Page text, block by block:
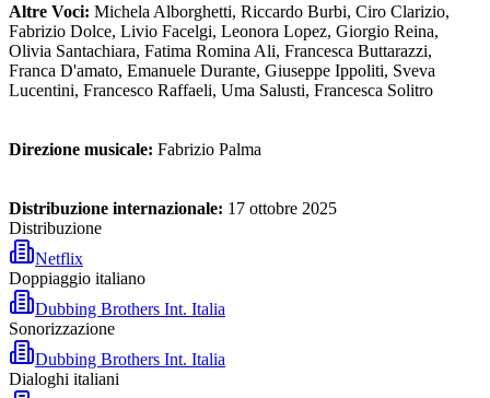
Altre Voci: Michela Alborghetti, Riccardo Burbi, Ciro Clarizio,
Fabrizio Dolce, Livio Facelgi, Leonora Lopez, Giorgio Reina,
Olivia Santachiara, Fatima Romina Ali, Francesca Buttarazzi,
Franca D'amato, Emanuele Durante, Giuseppe Ippoliti, Sveva
Lucentini, Francesco Raffaeli, Uma Salusti, Francesca Solitro
Direzione musicale: Fabrizio Palma
Distribuzione internazionale: 17 ottobre 2025
Distribuzione
Netflix
Doppiaggio italiano
Dubbing Brothers Int. Italia
Sonorizzazione
Dubbing Brothers Int. Italia
Dialoghi italiani